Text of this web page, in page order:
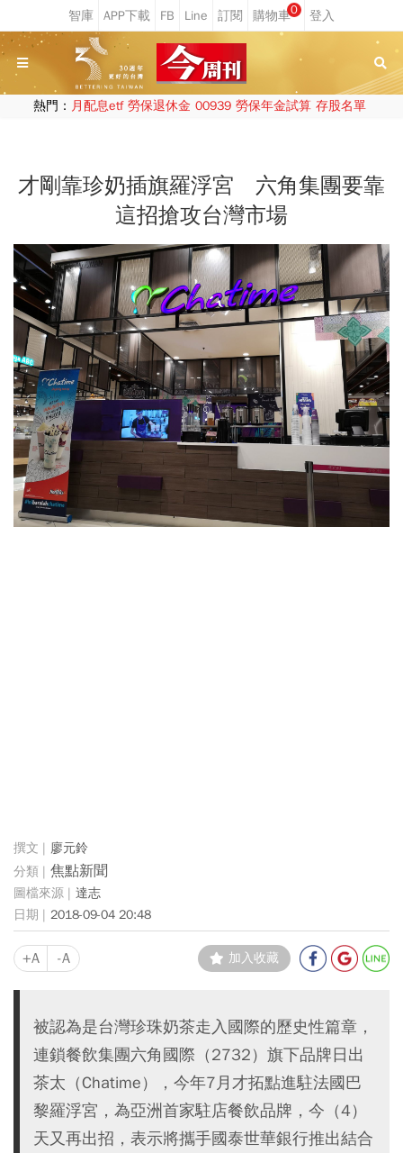
0
熱門： 月配息etf 勞保退休金 00939 勞保年金試算 存股名單
才剛靠珍奶插旗羅浮宮 六角集團要靠
這招搶攻台灣市場
廖元鈴
焦點新聞
達志
2018-09-04 20:48
+A -A 加入收藏
被認為是台灣珍珠奶茶走入國際的歷史性篇章，
連鎖餐飲集團六角國際（2732）旗下品牌日出
茶太（Chatime），今年7月才拓點進駐法國巴
黎羅浮宮，為亞洲首家駐店餐飲品牌，今（4）
天又再出招，表示將攜手國泰世華銀行推出結合